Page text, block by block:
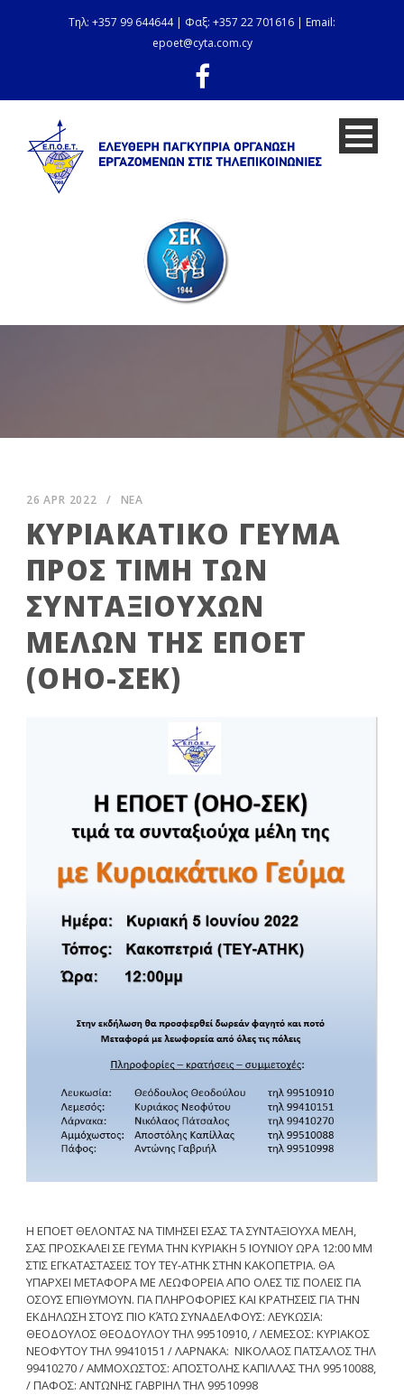
Τηλ: +357 99 644644 | Φαξ: +357 22 701616 | Email:
epoet@cyta.com.cy
26 APR 2022 / ΝΕΑ
ΚΥΡΙΑΚΑΤΙΚΟ ΓΕΥΜΑ
ΠΡΟΣ ΤΙΜΗ ΤΩΝ
ΣΥΝΤΑΞΙΟΥΧΩΝ
ΜΕΛΩΝ ΤΗΣ ΕΠΟΕΤ
(ΟΗΟ-ΣΕΚ)
Η ΕΠΟΕΤ ΘΕΛΟΝΤΑΣ ΝΑ ΤΙΜΗΣΕΙ ΕΣΑΣ ΤΑ ΣΥΝΤΑΞΙΟΥΧΑ ΜΕΛΗ,
ΣΑΣ ΠΡΟΣΚΑΛΕΙ ΣΕ ΓΕΥΜΑ ΤΗΝ ΚΥΡΙΑΚΗ 5 ΙΟΥΝΙΟΥ ΩΡΑ 12:00 ΜΜ
ΣΤΙΣ ΕΓΚΑΤΑΣΤΑΣΕΙΣ ΤΟΥ ΤΕΥ-ΑΤΗΚ ΣΤΗΝ ΚΑΚΟΠΕΤΡΙΑ. ΘΑ
ΥΠΑΡΧΕΙ ΜΕΤΑΦΟΡΑ ΜΕ ΛΕΩΦΟΡΕΙΑ ΑΠΟ ΟΛΕΣ ΤΙΣ ΠΟΛΕΙΣ ΓΙΑ
ΟΣΟΥΣ ΕΠΙΘΥΜΟΥΝ. ΓΙΑ ΠΛΗΡΟΦΟΡΙΕΣ ΚΑΙ ΚΡΑΤΗΣΕΙΣ ΓΙΑ ΤΗΝ
ΕΚΔΗΛΩΣΗ ΣΤΟΥΣ ΠΙΟ ΚΆΤΩ ΣΥΝΑΔΕΛΦΟΥΣ: ΛΕΥΚΩΣΙΑ:
ΘΕΟΔΟΥΛΟΣ ΘΕΟΔΟΥΛΟΥ ΤΗΛ 99510910, / ΛΕΜΕΣΟΣ: ΚΥΡΙΑΚΟΣ
ΝΕΟΦΥΤΟΥ ΤΗΛ 99410151 / ΛΑΡΝΑΚΑ: ΝΙΚΟΛΑΟΣ ΠΑΤΣΑΛΟΣ ΤΗΛ
99410270 / ΑΜΜΟΧΩΣΤΟΣ: ΑΠΟΣΤΟΛΗΣ ΚΑΠΙΛΛΑΣ ΤΗΛ 99510088,
/ ΠΑΦΟΣ: ΑΝΤΩΝΗΣ ΓΑΒΡΙΗΛ ΤΗΛ 99510998